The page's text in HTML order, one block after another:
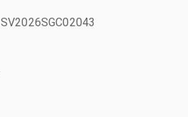
SV2026SGC02043